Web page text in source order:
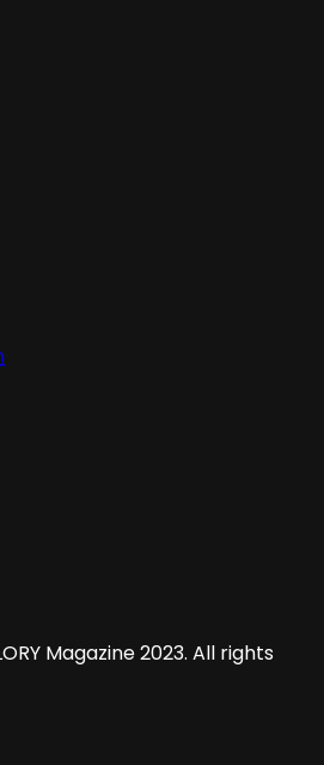
Magazine 2023. All rights